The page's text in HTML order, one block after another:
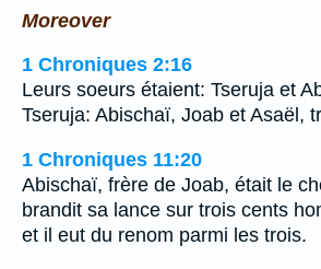
Moreover
1 Chroniques 2:16
Leurs soeurs étaient: Tseruja et
Tseruja: Abischaï, Joab et Asaël,
1 Chroniques 11:20
Abischaï, frère de Joab, était le
brandit sa lance sur trois cents
et il eut du renom parmi les trois.